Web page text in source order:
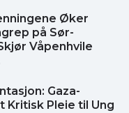
Øker
på Sør-
Våpenhvile
Gaza-
Kritisk Pleie til Ung